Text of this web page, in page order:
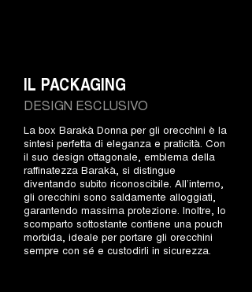
DESIGN ESCLUSIVO
IL PACKAGING
La box Barakà Donna per gli orecchini è la
sintesi perfetta di eleganza e praticità. Con
il suo design ottagonale, emblema della
raffinatezza Barakà, si distingue
diventando subito riconoscibile. All’interno,
gli orecchini sono saldamente alloggiati,
garantendo massima protezione. Inoltre, lo
scomparto sottostante contiene una pouch
morbida, ideale per portare gli orecchini
sempre con sé e custodirli in sicurezza.